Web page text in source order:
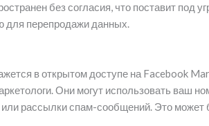
без согласия, что поставит под
для перепродажи данных.
в открытом доступе на Facebook
Они могут использовать ваш
рассылки спам-сообщений. Это может